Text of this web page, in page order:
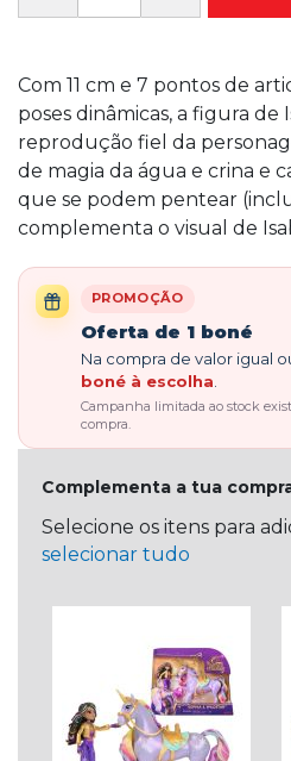
Com 11 cm e 7 pontos de
poses dinâmicas, a figura de
reprodução fiel da
de magia da água e crina e
que se podem pentear
complementa o visual de
PROMOÇÃO
Oferta de 1 boné
Na compra de valor igual
boné à escolha
Campanha limitada ao stock
compra.
Complementa a tua
Selecione os itens para
selecionar tudo